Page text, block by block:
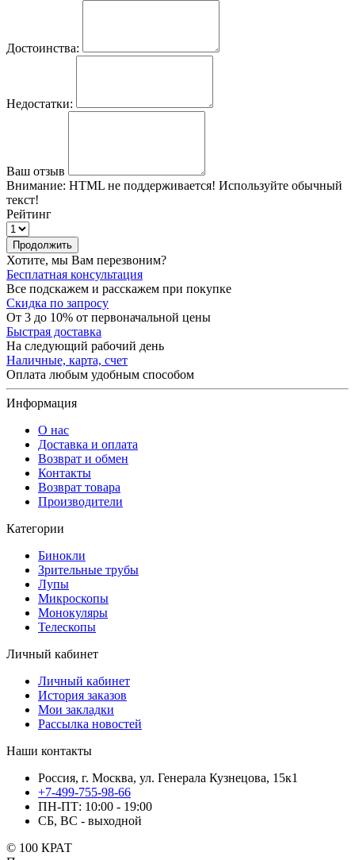
Достоинства:
Недостатки:
Ваш отзыв
Внимание: HTML не поддерживается! Используйте обычный
текст!
Рейтинг
Продолжить
Хотите, мы Вам перезвоним?
Бесплатная консультация
Все подскажем и расскажем при покупке
Скидка по запросу
От 3 до 10% от первоначальной цены
Быстрая доставка
На следующий рабочий день
Наличные, карта, счет
Оплата любым удобным способом
Информация
О нас
Доставка и оплата
Возврат и обмен
Контакты
Возврат товара
Производители
Категории
Бинокли
Зрительные трубы
Лупы
Микроскопы
Монокуляры
Телескопы
Личный кабинет
Личный кабинет
История заказов
Мои закладки
Рассылка новостей
Наши контакты
Россия, г. Москва, ул. Генерала Кузнецова, 15к1
+7-499-755-98-66
ПН-ПТ: 10:00 - 19:00
СБ, ВС - выходной
© 100 КРАТ